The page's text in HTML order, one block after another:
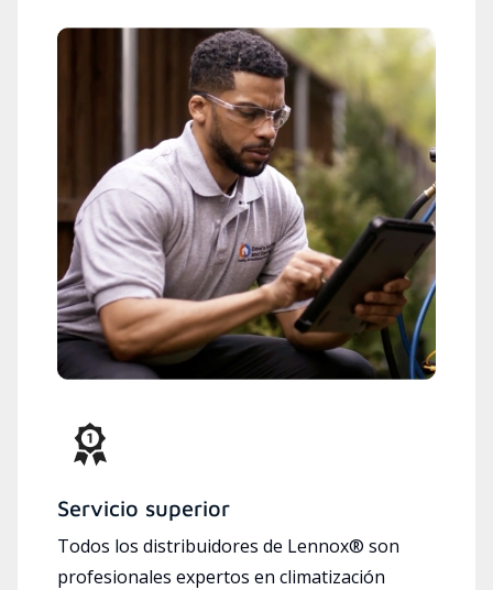
Servicio superior
Todos los distribuidores de Lennox® son
profesionales expertos en climatización